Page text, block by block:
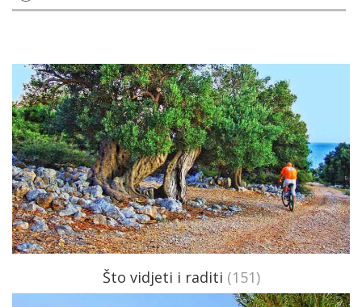
Što vidjeti i raditi (151)